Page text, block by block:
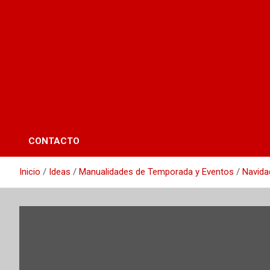
CONTACTO
Inicio Ideas Manualidades de Temporada y Eventos